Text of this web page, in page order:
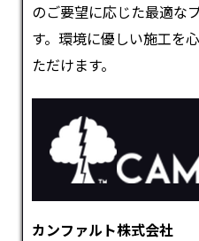
のご要望に応じた最適な
す。環境に優しい施工を
ただけます。
カンファルト株式会社